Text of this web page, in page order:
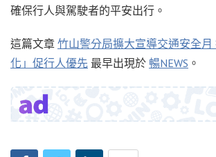
確保行人與駕駛者的平安出行。
這篇文章 竹山警分局擴大宣導交通安全
化」促行人優先 最早出現於 暢NEWS 。